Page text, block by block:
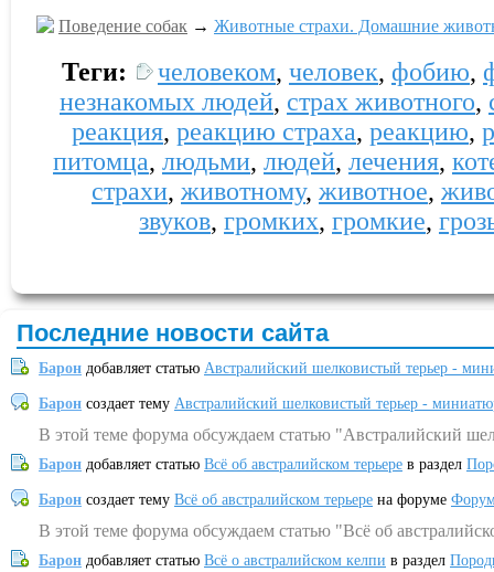
Поведение собак → Животные страхи. Домашние
Теги: человеком, человек, фобию,
незнакомых людей, страх животного,
реакция, реакцию страха, реакцию,
питомца, людьми, людей, лечения,
страхи, животному, животное,
звуков, громких, громкие,
Последние новости сайта
Барон добавляет статью Австралийский шелковистый терьер -
Барон создает тему Австралийский шелковистый терьер -
В этой теме форума обсуждаем статью "Австралийский
Барон добавляет статью Всё об австралийском терьере в раздел
Барон создает тему Всё об австралийском терьере на форуме
В этой теме форума обсуждаем статью "Всё об
Барон добавляет статью Всё о австралийском келпи в раздел